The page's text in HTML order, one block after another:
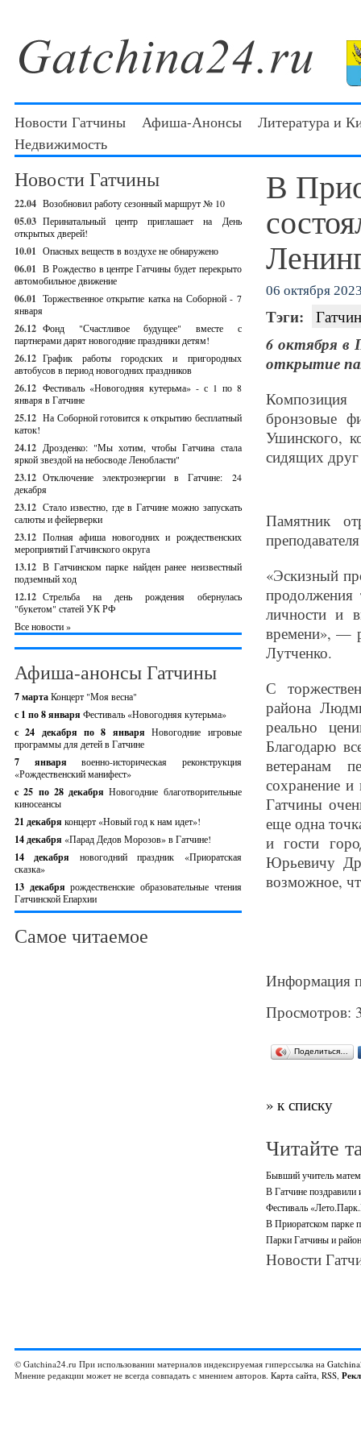
Новости Гатчины Афиша-Анонсы
Литература и
Недвижимость
Новости Гатчины
22.04 Возобновил работу сезонный маршрут № 10
05.03 Перинатальный центр приглашает на День
открытых дверей!
10.01 Опасных веществ в воздухе не обнаружено
06.01 В Рождество в центре Гатчины будет перекрыто
автомобильное движение
06.01 Торжественное открытие катка на Соборной - 7
января
26.12 Фонд "Счастливое будущее" вместе с
партнерами дарят новогодние праздники детям!
26.12 График работы городских и пригородных
автобусов в период новогодних праздников
26.12 Фестиваль «Новогодняя кутерьма» - с 1 по 8
января в Гатчине
25.12 На Соборной готовится к открытию бесплатный
каток!
24.12 Дрозденко: "Мы хотим, чтобы Гатчина стала
яркой звездой на небосводе Ленобласти"
23.12 Отключение электроэнергии в Гатчине: 24
декабря
23.12 Стало известно, где в Гатчине можно запускать
салюты и фейерверки
23.12 Полная афиша новогодних и рождественских
мероприятий Гатчинского округа
13.12 В Гатчинском парке найден ранее неизвестный
подземный ход
12.12 Стрельба на день рождения обернулась
"букетом" статей УК РФ
Все новости »
Афиша-анонсы Гатчины
7 мартаКонцерт "Моя весна"
с 1 по 8 января Фестиваль «Новогодняя кутерьма»
с 24 декабря по 8 январяНовогодние игровые
программы для детей в Гатчине
7 январявоенно-историческая реконструкция
«Рождественский манифест»
c 25 по 28 декабряНовогодние благотворительные
киносеансы
21 декабря концерт «Новый год к нам идет»!
14 декабря «Парад Дедов Морозов» в Гатчине!
14 декабря новогодний праздник «Приоратская
сказка»
13 декабрярождественские образовательные чтения
Гатчинской Епархии
Самое читаемое
В
06 октября
Тэги:
6 октября в
открытие
Композиция
бронзовые
Ушинского,
сидящих друг
Памятник
«Эскизный
продолжения
личности и
времени», —
Лутченко.
С
района
реально
Благодарю
ветеранам
сохранение
Гатчины
еще одна
и гости
Юрьевичу
возможное,
Информация
Просмотров:
Поделиться…
» к списку
Читайте
Бывший учитель
В Гатчине поздравили
Фестиваль
В Приоратском парке
Парки Гатчины и
Новости
© Gatchina24.ru При использовании материалов индексируемая гиперссылка на
Мнение редакции может не всегда совпадать с мнением авторов. Карта сайта, RSS,